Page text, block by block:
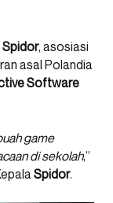
Spidor, asosiasi
asal Polandia
Software
game
di sekolah,”
Spidor.